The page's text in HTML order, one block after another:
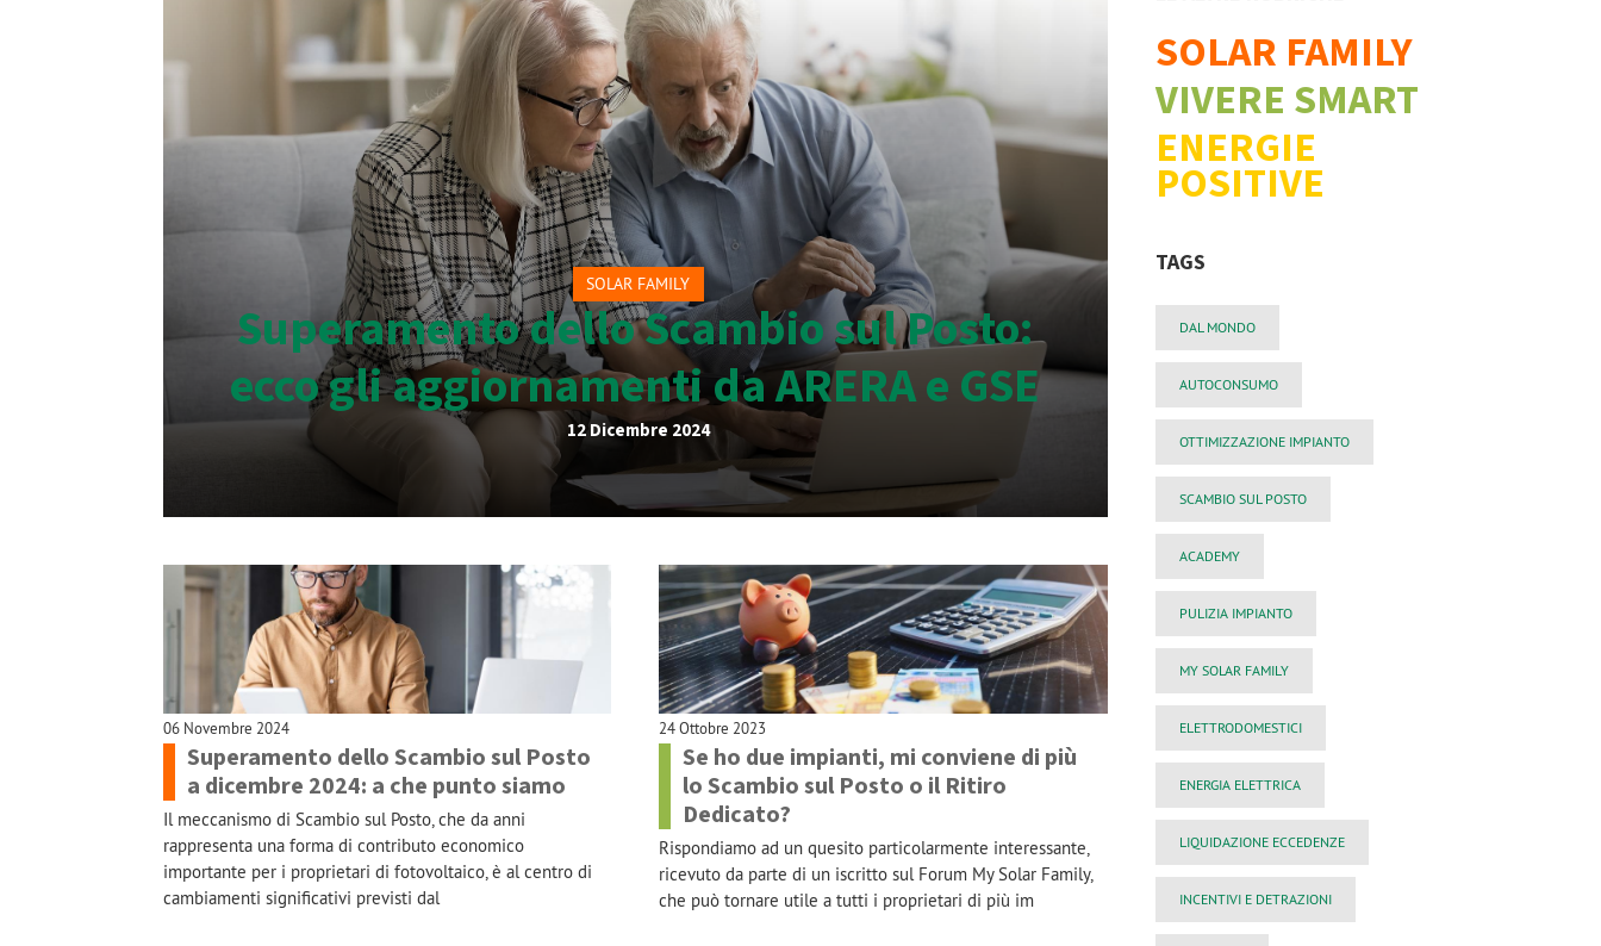
SOLAR FAMILY
Superamento dello Scambio sul Posto:
ecco gli aggiornamenti da ARERA e GSE
12 Dicembre 2024
06 Novembre 2024
Superamento dello Scambio sul Posto
a dicembre 2024: a che punto siamo
Il meccanismo di Scambio sul Posto, che da anni
rappresenta una forma di contributo economico
importante per i proprietari di fotovoltaico, è al centro di
cambiamenti significativi previsti dal
24 Ottobre 2023
Se ho due impianti, mi conviene di più
lo Scambio sul Posto o il Ritiro
Dedicato?
Rispondiamo ad un quesito particolarmente interessante,
ricevuto da parte di un iscritto sul Forum My Solar Family,
che può tornare utile a tutti i proprietari di più im
SOLAR FAMILY
VIVERE SMART
ENERGIE
POSITIVE
TAGS
DAL MONDO
AUTOCONSUMO
OTTIMIZZAZIONE IMPIANTO
SCAMBIO SUL POSTO
ACADEMY
PULIZIA IMPIANTO
MY SOLAR FAMILY
ELETTRODOMESTICI
ENERGIA ELETTRICA
LIQUIDAZIONE ECCEDENZE
INCENTIVI E DETRAZIONI